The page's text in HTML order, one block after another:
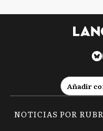
Añadir
NOTICIAS POR